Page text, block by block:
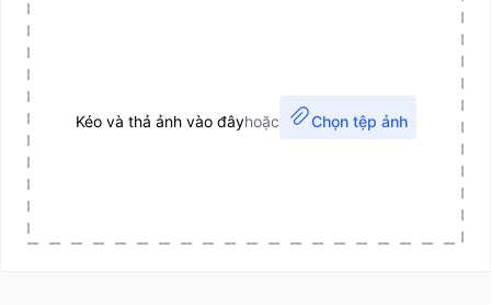
Kéo và thả ảnh vào đâyhoặc Chọn tệp ảnh